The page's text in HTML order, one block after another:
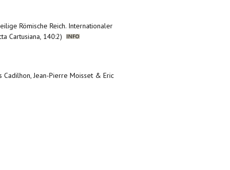
Römische Reich. Internationaler
Cartusiana, 140:2)
Cadilhon, Jean-Pierre Moisset & Eric